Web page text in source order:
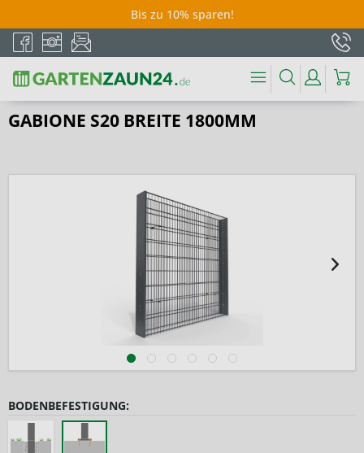
Bis zu 10% sparen!
GABIONE S20 BREITE 1800MM
BODENBEFESTIGUNG: